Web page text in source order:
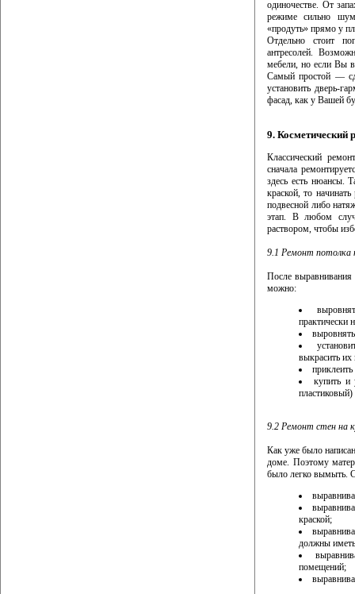
одиночестве. От
режиме сильно
«продуть» прямо у
Отдельно стоит
антресолей.
мебели, но если Вы
Самый простой —
установить дверь-
фасад, как у Вашей
9. Косметический
Классический
сначала
здесь есть нюансы.
краской, то
подвесной либо
этап. В любом
раствором, чтобы
9.1 Ремонт потолка
После выравнивания
можно:
практически
выкрасить их
купить и
9.2 Ремонт стен на
Как уже было
доме. Поэтому
было легко вымыть.
краской;
должны
помещений;